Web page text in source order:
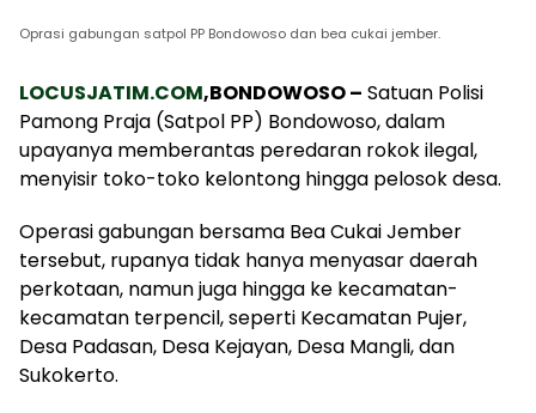
Oprasi gabungan satpol PP Bondowoso dan bea cukai jember.
LOCUSJATIM.COM,BONDOWOSO – Satuan Polisi
Pamong Praja (Satpol PP) Bondowoso, dalam
upayanya memberantas peredaran rokok ilegal,
menyisir toko-toko kelontong hingga pelosok desa.
Operasi gabungan bersama Bea Cukai Jember
tersebut, rupanya tidak hanya menyasar daerah
perkotaan, namun juga hingga ke kecamatan-
kecamatan terpencil, seperti Kecamatan Pujer,
Desa Padasan, Desa Kejayan, Desa Mangli, dan
Sukokerto.